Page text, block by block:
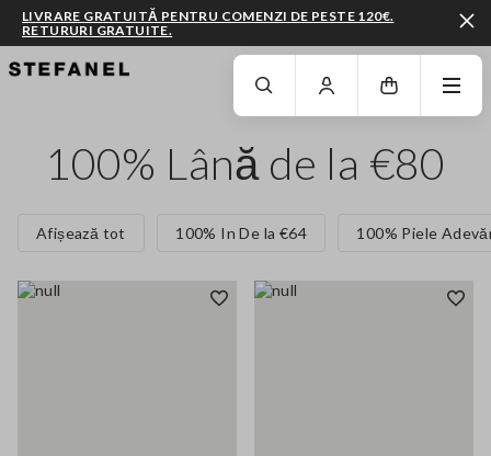
MERGI LA CONȚINUTUL PRINCIPALDERULEAZĂ ÎN JOS
LIVRARE GRATUITĂ PENTRU COMENZI DE PESTE 120€.
RETURURI GRATUITE.
100% Lână de la €80
Afișează tot 100% In De la €64 100% Piele